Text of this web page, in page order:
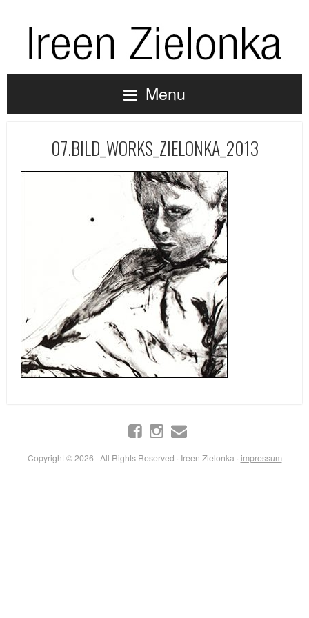
Menu
07.BILD_WORKS_ZIELONKA_2013
Copyright © 2026 · All Rights Reserved · Ireen Zielonka · impressum